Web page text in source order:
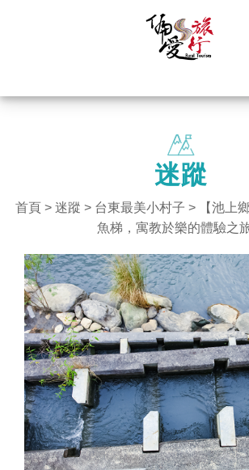
迷蹤
首頁> 迷蹤 > 台東最美小村子 > 【池上
魚梯，寓教於樂的體驗之旅